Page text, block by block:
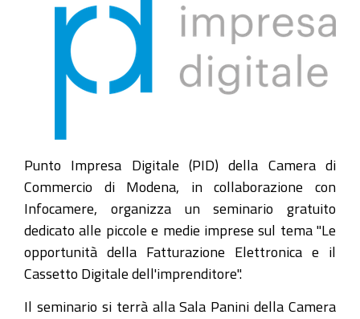
Punto Impresa Digitale (PID) della Camera di
Commercio di Modena, in collaborazione con
Infocamere, organizza un seminario gratuito
dedicato alle piccole e medie imprese sul tema "Le
opportunità della Fatturazione Elettronica e il
Cassetto Digitale dell'imprenditore".
Il seminario si terrà alla Sala Panini della Camera